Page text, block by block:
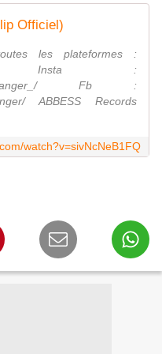
Officiel)
les plateformes :
Insta :
luke_anger_/ Fb :
ABBESS Records
watch?v=sivNcNeB1FQ